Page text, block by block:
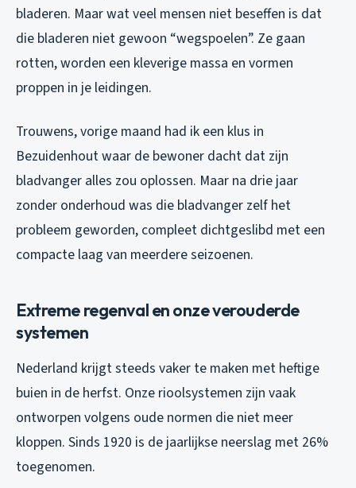
bladeren. Maar wat veel mensen niet beseffen is dat
die bladeren niet gewoon “wegspoelen”. Ze gaan
rotten, worden een kleverige massa en vormen
proppen in je leidingen.
Trouwens, vorige maand had ik een klus in
Bezuidenhout waar de bewoner dacht dat zijn
bladvanger alles zou oplossen. Maar na drie jaar
zonder onderhoud was die bladvanger zelf het
probleem geworden, compleet dichtgeslibd met een
compacte laag van meerdere seizoenen.
Extreme regenval en onze verouderde
systemen
Nederland krijgt steeds vaker te maken met heftige
buien in de herfst. Onze rioolsystemen zijn vaak
ontworpen volgens oude normen die niet meer
kloppen. Sinds 1920 is de jaarlijkse neerslag met 26%
toegenomen.